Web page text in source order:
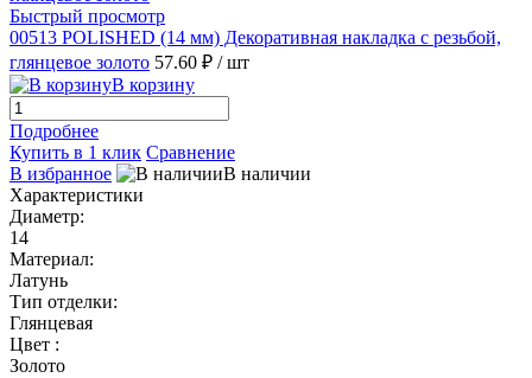
Быстрый просмотр
00513 POLISHED (14 мм) Декоративная накладка с резьбой,
глянцевое золото 57.60 ₽ / шт
В корзину
Подробнее
Купить в 1 клик Сравнение
В избранное
В наличии
Характеристики
Диаметр:
14
Материал:
Латунь
Тип отделки:
Глянцевая
Цвет :
Золото